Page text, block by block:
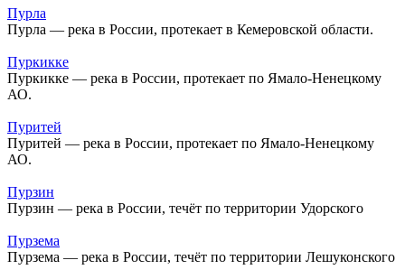
Пурла
Пурла — река в России, протекает в Кемеровской области.
Пуркикке
Пуркикке — река в России, протекает по Ямало-Ненецкому
АО.
Пуритей
Пуритей — река в России, протекает по Ямало-Ненецкому
АО.
Пурзин
Пурзин — река в России, течёт по территории Удорского
Пурзема
Пурзема — река в России, течёт по территории Лешуконского